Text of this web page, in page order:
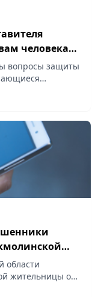
человека
вопросы защиты
для людей с
области
жительницы о